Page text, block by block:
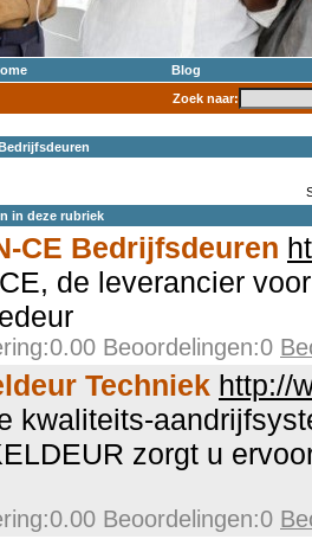
Blog
Zoek naar:
in deze rubriek
CE Bedrijfsdeuren
de leverancier
Beoordelingen:0
Techniek http://
kwaliteits-
zorgt u
Beoordelingen:0